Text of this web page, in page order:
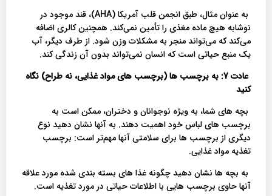
به عنوان مثال، طبق انجمن قلب آمریکا (AHA)، قند موجود در
نوشابه هیچ ماده مغذی را تأمین نمی‌کند. همچنین کالری اضافه
می‌کند که می‌تواند منجر به مشکلات وزن شود. از طرف دیگر، آب
یک منبع حیاتی است که انسان نمی‌تواند بدون آن زندگی کند.
عادت 7: به برچسب ها (برچسب های مواد غذایی، نه طراح) نگاه
کنید
بچه های شما، به ویژه نوجوانان و دختران، ممکن است به
برچسب های لباس خود اهمیت دهند. به آنها نشان دهید نوع
دیگری از برچسب ها برای سلامتی آنها مهم‌تر است: برچسب
تغذیه مواد غذایی.
به بچه ها نشان دهید چگونه غذا های بسته بندی شده مورد علاقه
آنها حاوی برچسب هایی با اطلاعات حیاتی در مورد تغذیه است.